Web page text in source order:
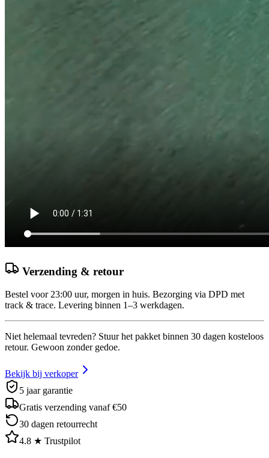
Verzending & retour
Bestel voor 23:00 uur, morgen in huis. Bezorging via DPD met
track & trace. Levering binnen 1–3 werkdagen.
Niet helemaal tevreden? Stuur het pakket binnen 30 dagen kosteloos
retour. Gewoon zonder gedoe.
Bekijk bij verkoper
5 jaar garantie
Gratis verzending vanaf €50
30 dagen retourrecht
4.8 ★ Trustpilot